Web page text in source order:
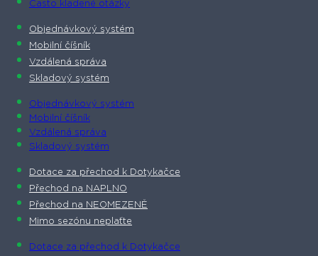
Často kladené otázky
Objednávkový systém
Mobilní číšník
Vzdálená správa
Skladový systém
Objednávkový systém
Mobilní číšník
Vzdálená správa
Skladový systém
Dotace za přechod k Dotykačce
Přechod na NAPLNO
Přechod na NEOMEZENĚ
Mimo sezónu neplaťte
Dotace za přechod k Dotykačce